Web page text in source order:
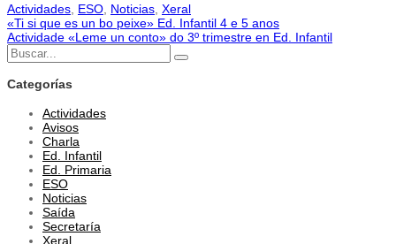
Actividades ESO Noticias Xeral
Navegación
de
entradas
«Ti si que es un bo peixe» Ed. Infantil 4 e 5 anos
Actividade «Leme un conto» do 3º trimestre en Ed. Infantil
Buscar:
Buscar
Categorías
Actividades
Avisos
Charla
Ed. Infantil
Ed. Primaria
ESO
Noticias
Saída
Secretaría
Xeral